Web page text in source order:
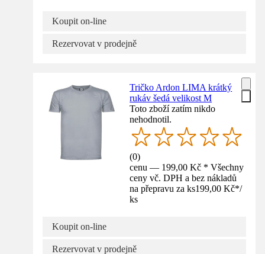
Koupit on-line
Rezervovat v prodejně
Tričko Ardon LIMA krátký
rukáv šedá velikost M
Toto zboží zatím nikdo
nehodnotil.
(0)
cenu — 199,00 Kč * Všechny
ceny vč. DPH a bez nákladů
na přepravu za ks199,00 Kč*/
ks
Koupit on-line
Rezervovat v prodejně